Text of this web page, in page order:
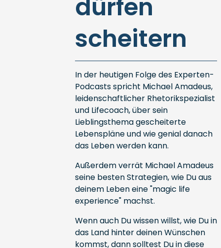
dürfen
scheitern
In der heutigen Folge des Experten-
Podcasts spricht Michael Amadeus,
leidenschaftlicher Rhetorikspezialist
und Lifecoach, über sein
Lieblingsthema gescheiterte
Lebenspläne und wie genial danach
das Leben werden kann.
Außerdem verrät Michael Amadeus
seine besten Strategien, wie Du aus
deinem Leben eine "magic life
experience" machst.
Wenn auch Du wissen willst, wie Du in
das Land hinter deinen Wünschen
kommst, dann solltest Du in diese